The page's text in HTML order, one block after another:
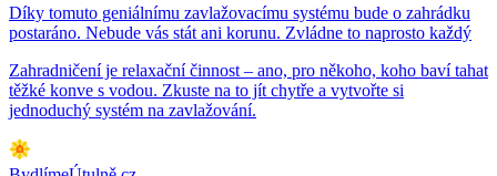
Díky tomuto geniálnímu zavlažovacímu systému bude o zahrádku
postaráno. Nebude vás stát ani korunu. Zvládne to naprosto každý
Zahradničení je relaxační činnost – ano, pro někoho, koho baví tahat
těžké konve s vodou. Zkuste na to jít chytře a vytvořte si
jednoduchý systém na zavlažování.